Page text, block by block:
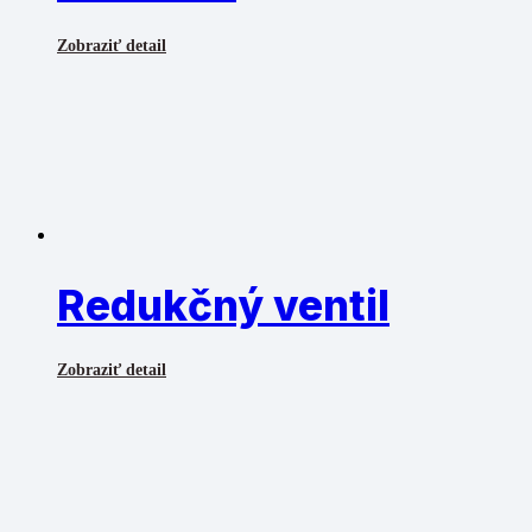
Zobraziť detail
Redukčný ventil
Zobraziť detail